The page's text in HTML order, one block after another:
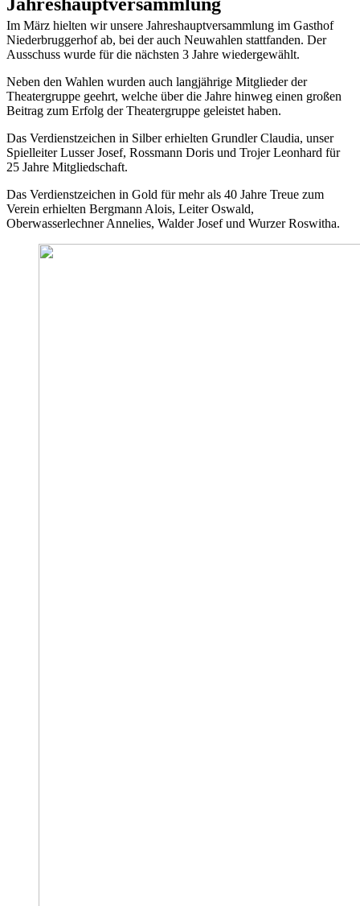
Im März hielten wir unsere Jahreshauptversammlung im Gasthof
Niederbruggerhof ab, bei der auch Neuwahlen stattfanden. Der
Ausschuss wurde für die nächsten 3 Jahre wiedergewählt.
Neben den Wahlen wurden auch langjährige Mitglieder der
Theatergruppe geehrt, welche über die Jahre hinweg einen großen
Beitrag zum Erfolg der Theatergruppe geleistet haben.
Das Verdienstzeichen in Silber erhielten Grundler Claudia, unser
Spielleiter Lusser Josef, Rossmann Doris und Trojer Leonhard für
25 Jahre Mitgliedschaft.
Das Verdienstzeichen in Gold für mehr als 40 Jahre Treue zum
Verein erhielten Bergmann Alois, Leiter Oswald,
Oberwasserlechner Annelies, Walder Josef und Wurzer Roswitha.